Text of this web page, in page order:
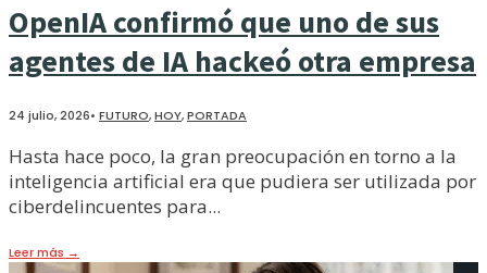
OpenIA confirmó que uno de sus
agentes de IA hackeó otra empresa
24 julio, 2026• FUTURO,HOY,PORTADA
Hasta hace poco, la gran preocupación en torno a la
inteligencia artificial era que pudiera ser utilizada por
ciberdelincuentes para...
Leer más →